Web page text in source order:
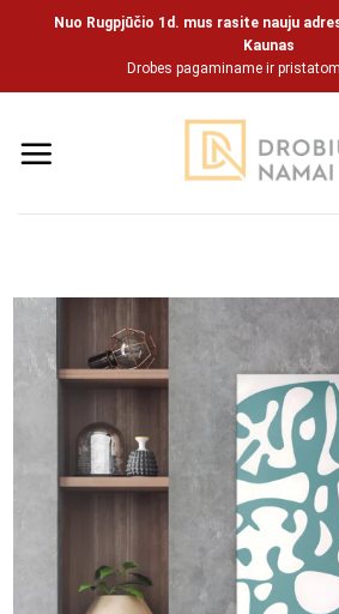
Nuo Rugpjūčio 1d. mus rasite nauju
Kaunas
Drobes pagaminame ir